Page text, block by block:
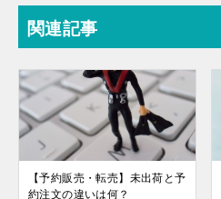
関連記事
【予約販売・転売】未出荷と予
約注文の違いは何？